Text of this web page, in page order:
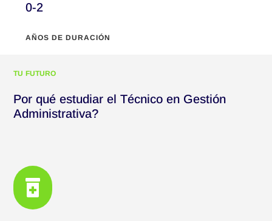
0-2
AÑOS DE DURACIÓN
TU FUTURO
Por qué estudiar el Técnico en Gestión
Administrativa?
